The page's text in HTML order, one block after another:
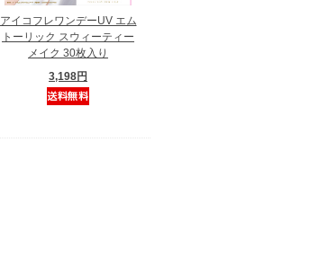
アイコフレワンデーUV エム
トーリック スウィーティー
メイク 30枚入り
3,198円